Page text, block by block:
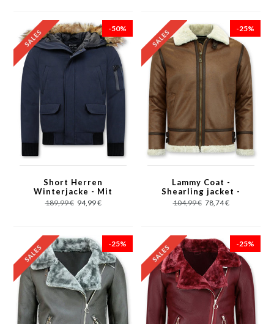
-50%
Short Herren
Winterjacke - Mit
Kunstpelzkragen -
189,99 € 94,99 €
-25%
Lammy Coat -
Shearling jacket -
Braun
104,99 € 78,74 €
-25% -25%